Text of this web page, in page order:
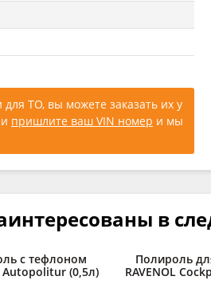
ТО, вы можете заказать их у
пришлите ваш VIN номер и мы
в
с тефлоном
Autopolitur (0,5л)
Полироль
RAVENOL